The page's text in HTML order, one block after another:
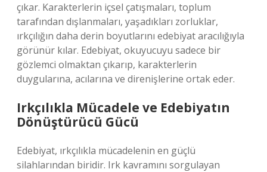
çıkar. Karakterlerin içsel çatışmaları, toplum
tarafından dışlanmaları, yaşadıkları zorluklar,
ırkçılığın daha derin boyutlarını edebiyat aracılığıyla
görünür kılar. Edebiyat, okuyucuyu sadece bir
gözlemci olmaktan çıkarıp, karakterlerin
duygularına, acılarına ve direnişlerine ortak eder.
Irkçılıkla Mücadele ve Edebiyatın
Dönüştürücü Gücü
Edebiyat, ırkçılıkla mücadelenin en güçlü
silahlarından biridir. Irk kavramını sorgulayan